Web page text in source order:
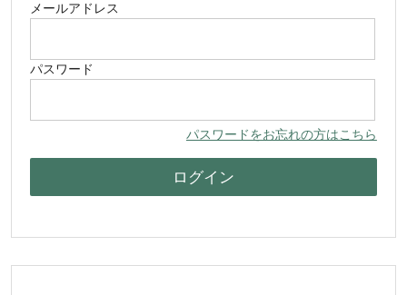
メールアドレス
パスワード
パスワードをお忘れの方はこちら